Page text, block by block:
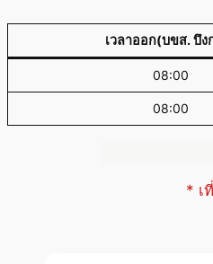
เวลาออก(บขส. บึง
08:00
08:00
* เ